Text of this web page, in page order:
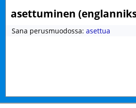
asettuminen
Sana perusmuodossa: asettua